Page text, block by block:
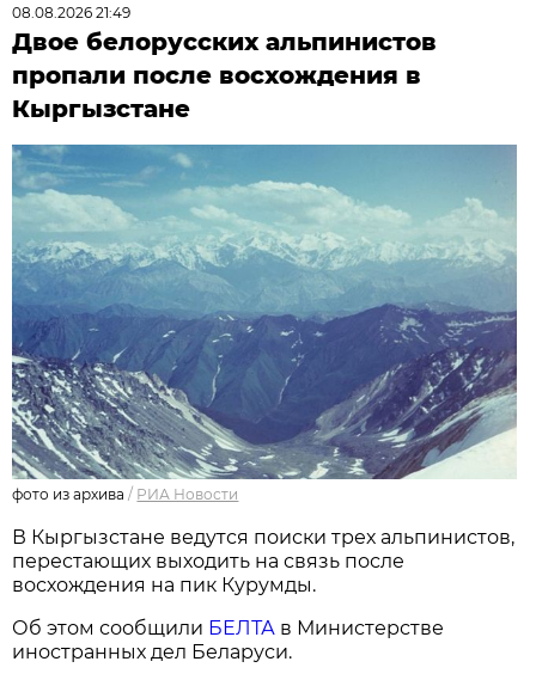
08.08.2026 21:49
Двое белорусских альпинистов
пропали после восхождения в
Кыргызстане
фото из архива / РИА Новости
В Кыргызстане ведутся поиски трех альпинистов,
перестающих выходить на связь после
восхождения на пик Курумды.
Об этом сообщили БЕЛТА в Министерстве
иностранных дел Беларуси.